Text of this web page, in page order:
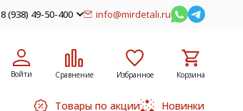
8 (938) 49-50-400 info@mirdetali.ru
Войти Сравнение Избранное Корзина
Товары по акции Новинки